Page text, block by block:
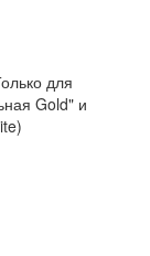
для
Gold" и